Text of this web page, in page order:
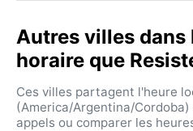
Autres villes dans
horaire que
Ces villes partagent l'heure
(America/Argentina/
appels ou comparer les